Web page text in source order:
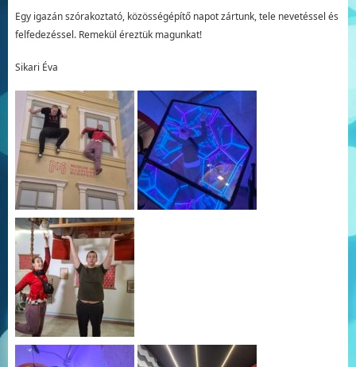
Egy igazán szórakoztató, közösségépítő napot zártunk, tele nevetéssel és
felfedezéssel. Remekül éreztük magunkat!
Sikari Éva